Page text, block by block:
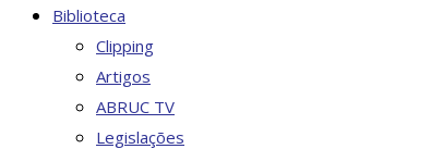
Biblioteca
Clipping
Artigos
ABRUC TV
Legislações